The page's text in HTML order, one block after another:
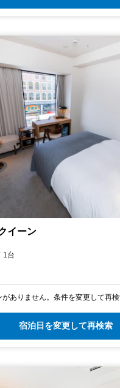
イーン
1台
ありません。条件を変更して再検
宿泊日を変更して再検索